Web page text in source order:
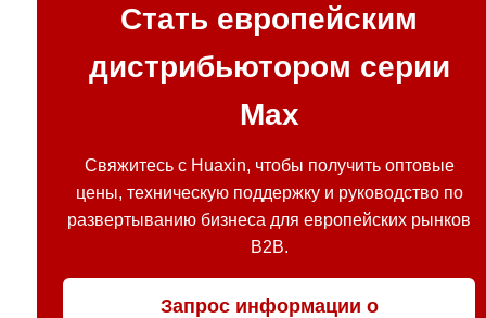
Стать европейским
дистрибьютором серии
Max
Свяжитесь с Huaxin, чтобы получить оптовые
цены, техническую поддержку и руководство по
развертыванию бизнеса для европейских рынков
B2B.
Запрос информации о